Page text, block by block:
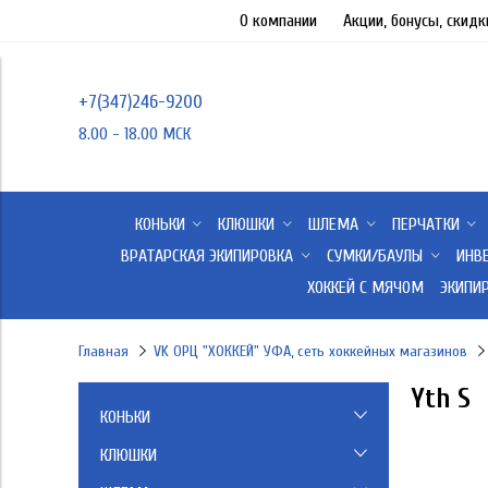
О компании Акции, бонусы,
+7(347)246-9200
8.00 - 18.00 МСК
КОНЬКИ КЛЮШКИ ШЛЕМА ПЕРЧАТКИ
ВРАТАРСКАЯ ЭКИПИРОВКА
СУМКИ/БАУЛЫ
ХОККЕЙ С МЯЧОМ
Главная VK ОРЦ "ХОККЕЙ" УФА, сеть хоккейных магазинов
КОНЬКИ
CCM
КЛЮШКИ
Yth S